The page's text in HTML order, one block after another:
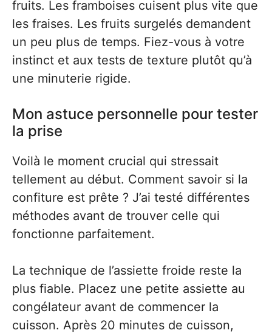
fruits. Les framboises cuisent plus vite que
les fraises. Les fruits surgelés demandent
un peu plus de temps. Fiez-vous à votre
instinct et aux tests de texture plutôt qu’à
une minuterie rigide.
Mon astuce personnelle pour tester
la prise
Voilà le moment crucial qui stressait
tellement au début. Comment savoir si la
confiture est prête ? J’ai testé différentes
méthodes avant de trouver celle qui
fonctionne parfaitement.
La technique de l’assiette froide reste la
plus fiable. Placez une petite assiette au
congélateur avant de commencer la
cuisson. Après 20 minutes de cuisson,